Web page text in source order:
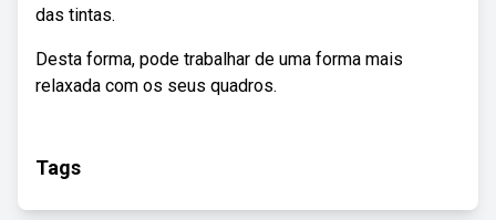
das tintas.
Desta forma, pode trabalhar de uma forma mais
relaxada com os seus quadros.
Tags